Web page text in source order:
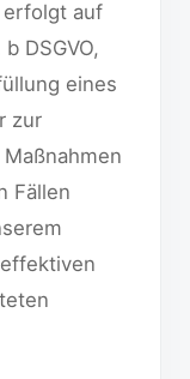
erfolgt auf
DSGVO,
eines
zur
Fällen